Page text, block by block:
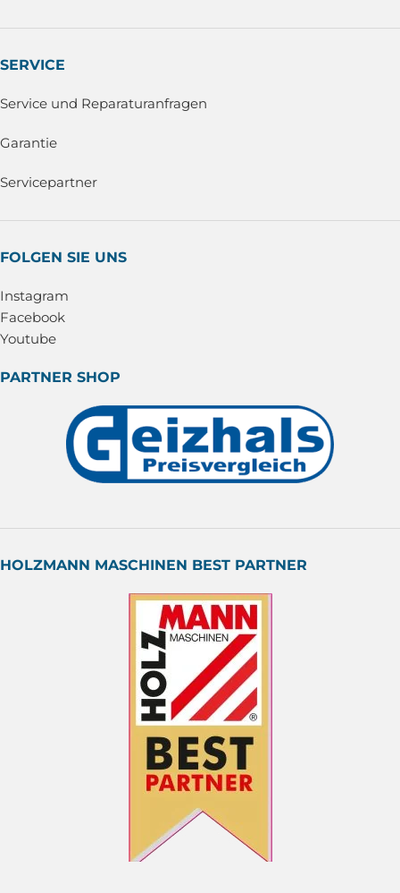
SERVICE
Service und Reparaturanfragen
Garantie
Servicepartner
FOLGEN SIE UNS
Instagram
Facebook
Youtube
PARTNER SHOP
HOLZMANN MASCHINEN BEST PARTNER